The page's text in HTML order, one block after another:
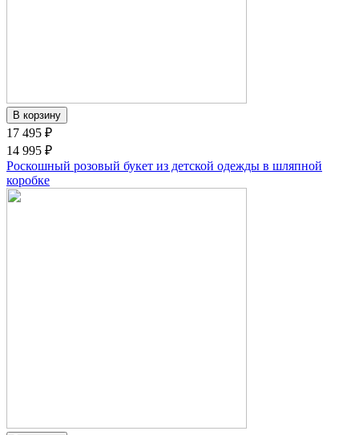
17 495 ₽
14 995 ₽
Роскошный розовый букет из детской одежды в шляпной
коробке